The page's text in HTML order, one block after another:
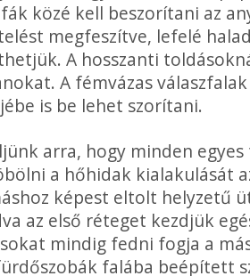
közé kell beszorítani az
megfeszítve, lefelé
A hosszanti
A fémvázas
is be lehet szorítani.
arra, hogy minden
a hőhidak kialakulását
képest eltolt helyzetű
az első réteget kezdjük
mindig fedni fogja a
falába beépített